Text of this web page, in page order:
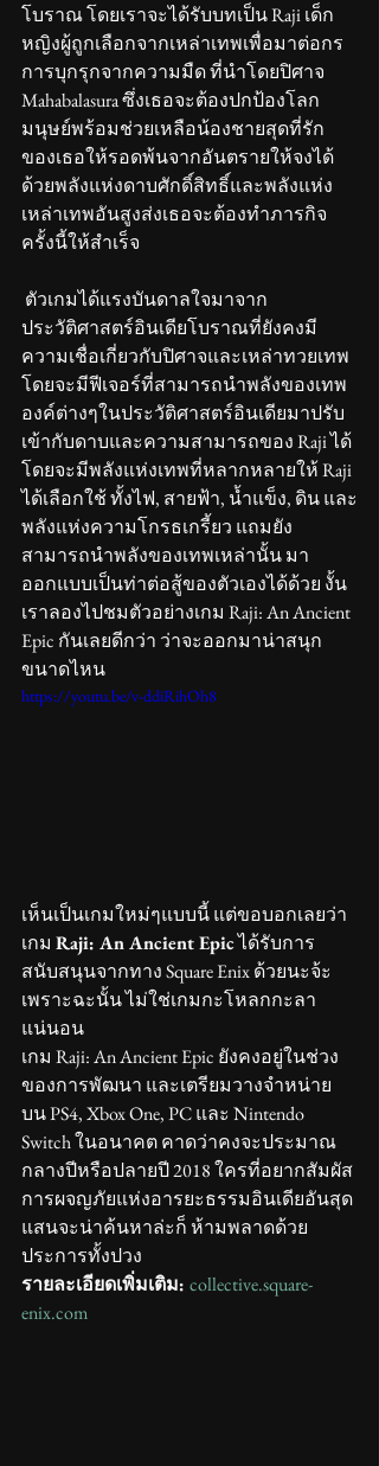
โบราณ โดยเราจะได้รับบทเป็น Raji เด็ก
หญิงผู้ถูกเลือกจากเหล่าเทพเพื่อมาต่อกร
การบุกรุกจากความมืด ที่นำโดยปิศาจ
Mahabalasura ซึ่งเธอจะต้องปกป้องโลก
มนุษย์พร้อมช่วยเหลือน้องชายสุดที่รัก
ของเธอให้รอดพ้นจากอันตรายให้จงได้
ด้วยพลังแห่งดาบศักดิ์สิทธิ์และพลังแห่ง
เหล่าเทพอันสูงส่งเธอจะต้องทำภารกิจ
ครั้งนี้ให้สำเร็จ
ประวัติศาสตร์อินเดียโบราณที่ยังคงมี
ความเชื่อเกี่ยวกับปิศาจและเหล่าทวยเทพ
โดยจะมีฟีเจอร์ที่สามารถนำพลังของเทพ
องค์ต่างๆในประวัติศาสตร์อินเดียมาปรับ
เข้ากับดาบและความสามารถของ Raji ได้
โดยจะมีพลังแห่งเทพที่หลากหลายให้ Raji
ได้เลือกใช้ ทั้งไฟ, สายฟ้า, น้ำแข็ง, ดิน และ
พลังแห่งความโกรธเกรี้ยว แถมยัง
สามารถนำพลังของเทพเหล่านั้น มา
ออกแบบเป็นท่าต่อสู้ของตัวเองได้ด้วย งั้น
เราลองไปชมตัวอย่างเกม Raji: An Ancient
Epic กันเลยดีกว่า ว่าจะออกมาน่าสนุก
ขนาดไหน
https://youtu.be/v-ddiRihOh8
เห็นเป็นเกมใหม่ๆแบบนี้ แต่ขอบอกเลยว่า
เกม Raji: An Ancient Epic ได้รับการ
สนับสนุนจากทาง Square Enix ด้วยนะจ้ะ
เพราะฉะนั้น ไม่ใช่เกมกะโหลกกะลา
แน่นอน
เกม Raji: An Ancient Epic ยังคงอยู่ในช่วง
ของการพัฒนา และเตรียมวางจำหน่าย
บน PS4, Xbox One, PC และ Nintendo
Switch ในอนาคต คาดว่าคงจะประมาณ
กลางปีหรือปลายปี 2018 ใครที่อยากสัมผัส
การผจญภัยแห่งอารยะธรรมอินเดียอันสุด
แสนจะน่าค้นหาล่ะก็ ห้ามพลาดด้วย
ประการทั้งปวง
รายละเอียดเพิ่มเติม: collective.square-
enix.com